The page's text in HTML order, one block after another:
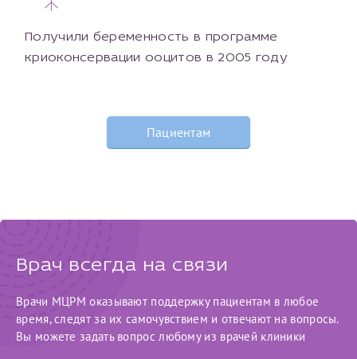
Получили беременность в программе
криоконсервации ооцитов в 2005 году
Пациентам
Врач всегда на связи
Врачи МЦРМ оказывают поддержку пациентам в любое
время, следят за их самочувствием и отвечают на вопросы.
Вы можете задать вопрос любому из врачей клиники